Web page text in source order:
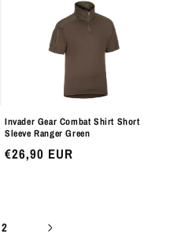
Invader Gear Combat Shirt Short
Sleeve Ranger Green
Preço
€26,90 EUR
2